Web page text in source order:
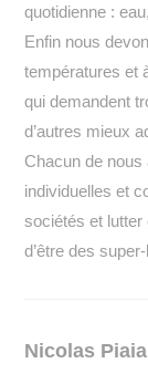
quotidienne :
Enfin nous
températures et
qui demandent
d’autres mieux
Chacun de nous
individuelles et
sociétés et lutter
d’être des
Nicolas